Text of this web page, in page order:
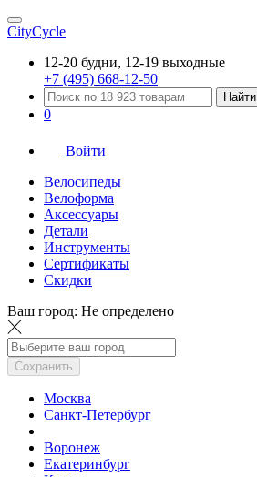
CityCycle
12-20 будни, 12-19 выходные
+7 (495) 668-12-50
Найти
0
Войти
Велосипеды
Велоформа
Аксессуары
Детали
Инструменты
Сертификаты
Скидки
Ваш город: Не определено
Сохранить
Москва
Санкт-Петербург
Воронеж
Екатеринбург